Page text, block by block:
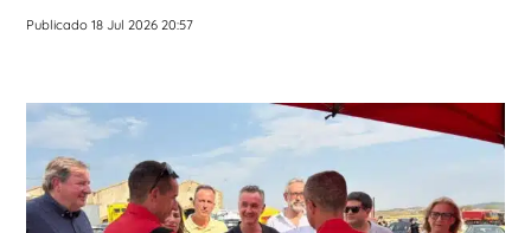
Publicado 18 Jul 2026 20:57